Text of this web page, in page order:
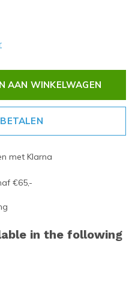
AAN WINKELWAGEN
met Klarna
€65,-
in the following